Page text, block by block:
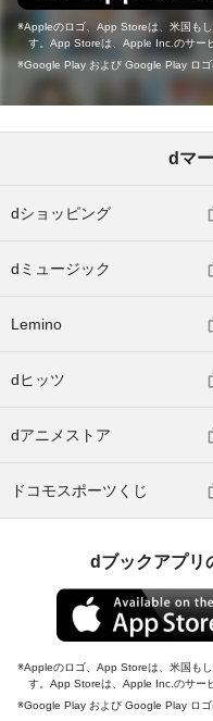
Appleのロゴ、App Storeは、米国も
す。App Storeは、Apple Inc.のサー
Google Play および Google Play ロゴ
dマ
dショッピング
dミュージック
Lemino
dヒッツ
dアニメストア
ドコモスポーツくじ
dブックアプリ
Appleのロゴ、App Storeは、米国も
す。App Storeは、Apple Inc.のサー
Google Play および Google Play ロゴ